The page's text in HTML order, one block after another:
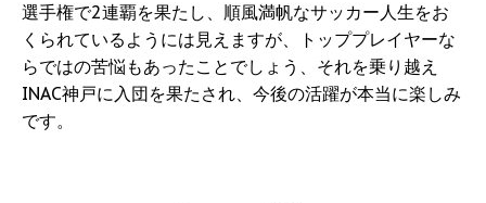
選手権で2連覇を果たし、順風満帆なサッカー人生をお
くられているようには見えますが、トッププレイヤーな
らではの苦悩もあったことでしょう、それを乗り越え
INAC神戸に入団を果たされ、今後の活躍が本当に楽しみ
です。